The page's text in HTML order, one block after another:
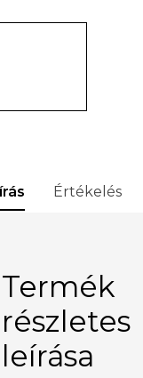
Értékelés
Termék
részletes
leírása